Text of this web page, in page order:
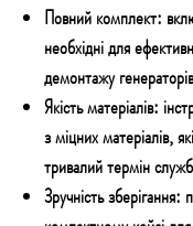
Повний комплект:
необхідні для
демонтажу
Якість матеріалів:
з міцних матеріалів,
тривалий термін
Зручність зберігання: